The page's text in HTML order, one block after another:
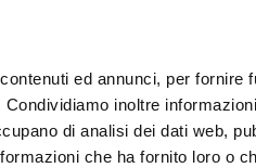
ed annunci, per fornire
inoltre
di analisi dei dati web,
che ha fornito loro o
BRAND ARCHIVIO